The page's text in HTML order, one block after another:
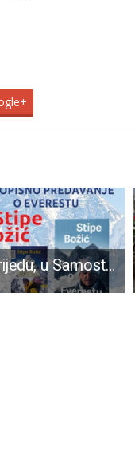
U srijedu, u Samostalnoj narodnoj knjižnici Gospić, Stipe Božić održat će putopisno predavanje o Everestu